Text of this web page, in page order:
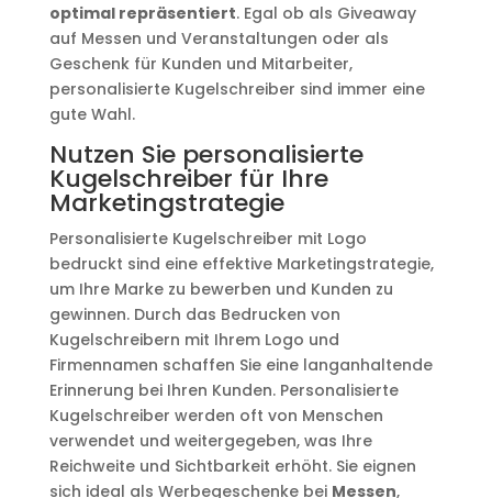
optimal repräsentiert. Egal ob als Giveaway
auf Messen und Veranstaltungen oder als
Geschenk für Kunden und Mitarbeiter,
personalisierte Kugelschreiber sind immer eine
gute Wahl.
Nutzen Sie personalisierte
Kugelschreiber für Ihre
Marketingstrategie
Personalisierte Kugelschreiber mit Logo
bedruckt sind eine effektive Marketingstrategie,
um Ihre Marke zu bewerben und Kunden zu
gewinnen. Durch das Bedrucken von
Kugelschreibern mit Ihrem Logo und
Firmennamen schaffen Sie eine langanhaltende
Erinnerung bei Ihren Kunden. Personalisierte
Kugelschreiber werden oft von Menschen
verwendet und weitergegeben, was Ihre
Reichweite und Sichtbarkeit erhöht. Sie eignen
sich ideal als Werbegeschenke bei Messen,